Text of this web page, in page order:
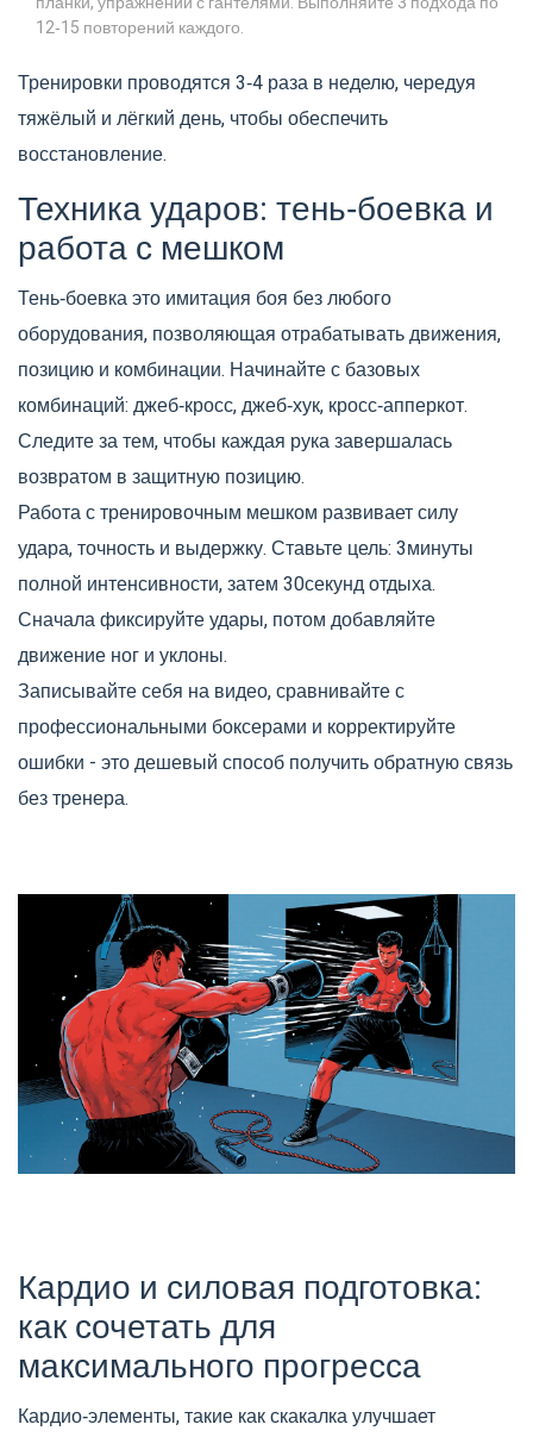
12‑15 повторений каждого.
Тренировки проводятся 3‑4 раза в неделю, чередуя
тяжёлый и лёгкий день, чтобы обеспечить
восстановление.
Техника ударов: тень‑боевка и
работа с мешком
Тень‑боевкаэто имитация боя без любого
оборудования, позволяющая отрабатывать движения,
позицию и комбинации. Начинайте с базовых
комбинаций: джеб‑кросс, джеб‑хук, кросс‑апперкот.
Следите за тем, чтобы каждая рука завершалась
возвратом в защитную позицию.
Работа стренировочным мешком развивает силу
удара, точность и выдержку. Ставьте цель: 3минуты
полной интенсивности, затем 30секунд отдыха.
Сначала фиксируйте удары, потом добавляйте
движение ног и уклоны.
Записывайте себя на видео, сравнивайте с
профессиональными боксерами и корректируйте
ошибки - это дешевый способ получить обратную связь
без тренера.
Кардио и силовая подготовка:
как сочетать для
максимального прогресса
Кардио‑элементы, такие какскакалкаулучшает